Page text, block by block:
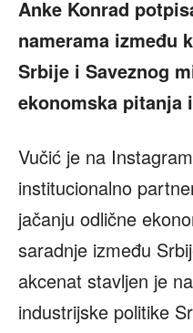
Anke Konrad
namerama između
Srbije i Saveznog
ekonomska pitanja
Vučić je na
institucionalno
jačanju odlične
saradnje između
akcenat stavljen je
industrijske politike